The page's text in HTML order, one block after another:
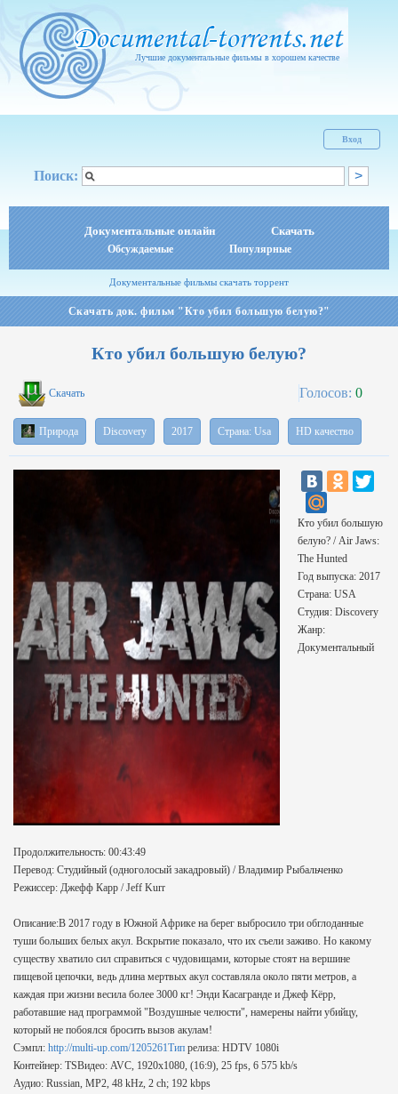
Лучшие документальные фильмы в хорошем качестве
Вход
Поиск:
Документальные онлайн Скачать
Обсуждаемые Популярные
Документальные фильмы скачать торрент
Скачать док. фильм "Кто убил большую белую?"
Кто убил большую белую?
Скачать Голосов: 0
Природа Discovery 2017 Страна: Usa HD качество
Кто убил большую
белую? / Air Jaws:
The Hunted
Год выпуска: 2017
Страна: USA
Студия: Discovery
Жанр:
Документальный
Продолжительность: 00:43:49
Перевод: Студийный (одноголосый закадровый) / Владимир Рыбальченко
Режиссер: Джефф Карр / Jeff Kurr
Описание:В 2017 году в Южной Африке на берег выбросило три обглоданные
туши больших белых акул. Вскрытие показало, что их съели заживо. Но какому
существу хватило сил справиться с чудовищами, которые стоят на вершине
пищевой цепочки, ведь длина мертвых акул составляла около пяти метров, а
каждая при жизни весила более 3000 кг! Энди Касагранде и Джеф Кёрр,
работавшие над программой "Воздушные челюсти", намерены найти убийцу,
который не побоялся бросить вызов акулам!
Сэмпл: http://multi-up.com/1205261Тип релиза: HDTV 1080i
Контейнер: TSВидео: AVC, 1920x1080, (16:9), 25 fps, 6 575 kb/s
Аудио: Russian, MP2, 48 kHz, 2 ch; 192 kbps